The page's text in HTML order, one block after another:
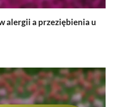
alergii a przeziębienia u